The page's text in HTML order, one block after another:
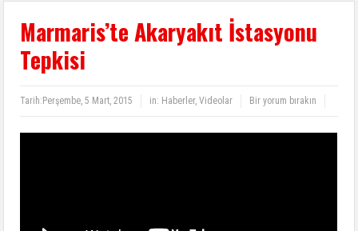
Marmaris’te Akaryakıt İstasyonu
Tepkisi
Tarih:Perşembe, 5 Mart, 2015 in: Haberler,Videolar Bir yorum bırakın